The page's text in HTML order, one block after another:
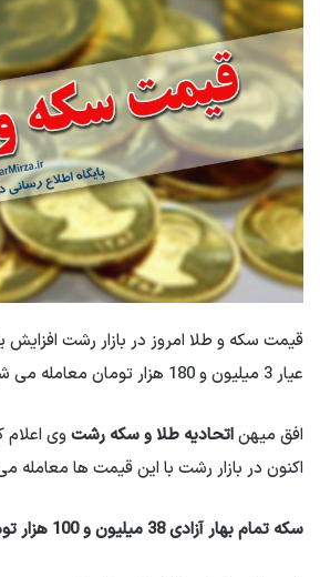
عیار 3 میلیون و 180 هزار تومان معامله می شود.
افق میهناتحادیه طلا و سکه رشتوی
اکنون در بازار رشت با این قیمت ها معامله
سکه تمام بهار آزادی 38 میلیون و 100 هزار تومان است